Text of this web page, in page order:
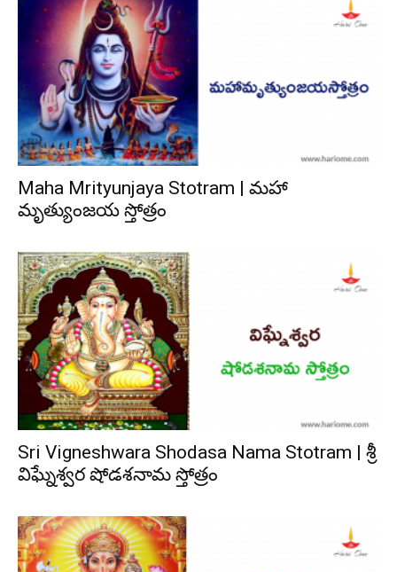
Maha Mrityunjaya Stotram | మహా
మృత్యుంజయ స్తోత్రం
Sri Vigneshwara Shodasa Nama Stotram | శ్రీ
విఘ్నేశ్వర షోడశనామ స్తోత్రం